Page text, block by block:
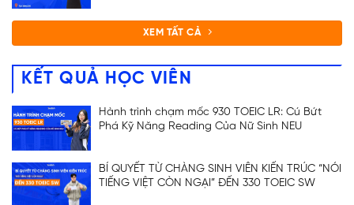
XEM TẤT CẢ
KẾT QUẢ HỌC VIÊN
Hành trình chạm mốc 930 TOEIC LR: Cú Bứt
Phá Kỹ Năng Reading Của Nữ Sinh NEU
BÍ QUYẾT TỪ CHÀNG SINH VIÊN KIẾN TRÚC “NÓI
TIẾNG VIỆT CÒN NGẠI” ĐẾN 330 TOEIC SW
ĐĂNG KÝ TƯ VẤN